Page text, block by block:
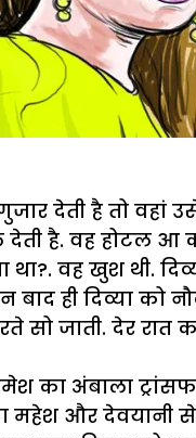
देती है तो वहां
है. वह होटल आ
था?. वह खुश थी.
बाद ही दिव्या
सो जाती. देर
का अंबाला
और देवयानी से